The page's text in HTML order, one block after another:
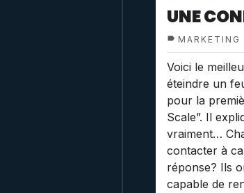
UNE
MARKETING
Voici le
éteindre un
pour la
Scale”. Il
vraiment…
contacter à
réponse? Ils
capable de